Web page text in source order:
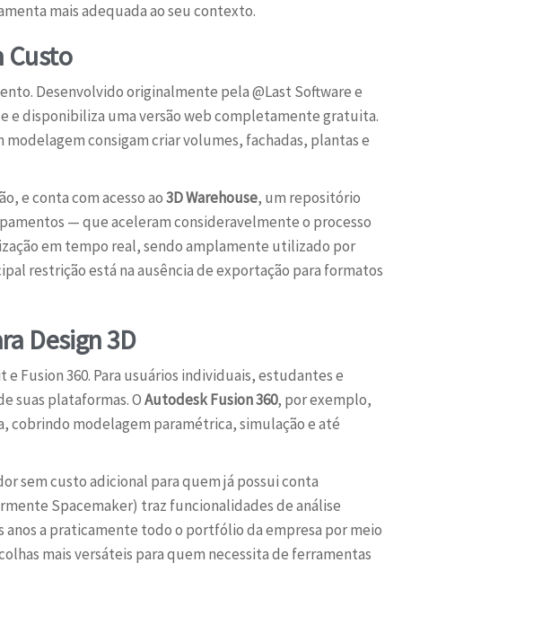
mais adequada ao seu contexto.
Custo
Desenvolvido originalmente pela @Last Software e
e disponibiliza uma versão web completamente gratuita.
consigam criar volumes, fachadas, plantas e
e conta com acesso ao3D Warehouse, um repositório
— que aceleram consideravelmente o processo
em tempo real, sendo amplamente utilizado por
restrição está na ausência de exportação para formatos
Design 3D
Fusion 360. Para usuários individuais, estudantes e
suas plataformas. OAutodesk Fusion 360, por exemplo,
cobrindo modelagem paramétrica, simulação e até
sem custo adicional para quem já possui conta
Spacemaker) traz funcionalidades de análise
a praticamente todo o portfólio da empresa por meio
mais versáteis para quem necessita de ferramentas